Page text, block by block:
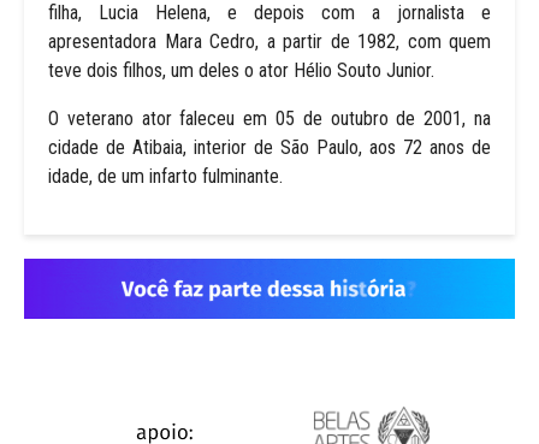
filha, Lucia Helena, e depois com a jornalista e
apresentadora Mara Cedro, a partir de 1982, com quem
teve dois filhos, um deles o ator Hélio Souto Junior.
O veterano ator faleceu em 05 de outubro de 2001, na
cidade de Atibaia, interior de São Paulo, aos 72 anos de
idade, de um infarto fulminante.